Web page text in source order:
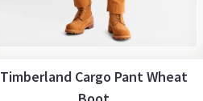
Timberland Cargo Pant Wheat